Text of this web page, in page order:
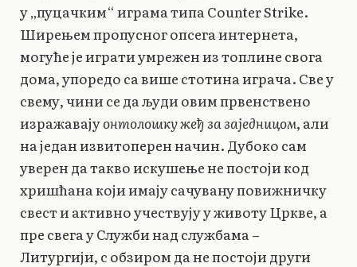
у „пуцачким“ играма типа Counter Strike.
Ширењем пропусног опсега интернета,
могуће је играти умрежен из топлине свога
дома, упоредо са више стотина играча. Све у
свему, чини се да људи овим првенствено
изражавајуонтолошку жеђ за заједницом, али
на један извитоперен начин. Дубоко сам
уверен да такво искушење не постоји код
хришћана који имају сачувану повижничку
свест и активно учествују у животу Цркве, а
пре свега у Служби над службама –
Литургији, с обзиром да не постоји други